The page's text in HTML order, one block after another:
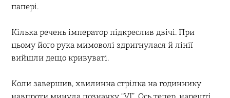
папері.
Кілька речень імператор підкреслив двічі. При
цьому його рука мимоволі здригнулася й лінії
вийшли дещо кривуваті.
Коли завершив, хвилинна стрілка на годиннику